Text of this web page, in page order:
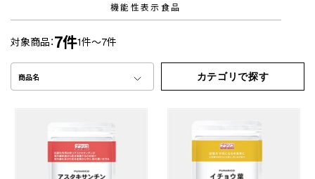
機能性表示食品
対象商品：7件1件～7件
商品名 カテゴリで探す